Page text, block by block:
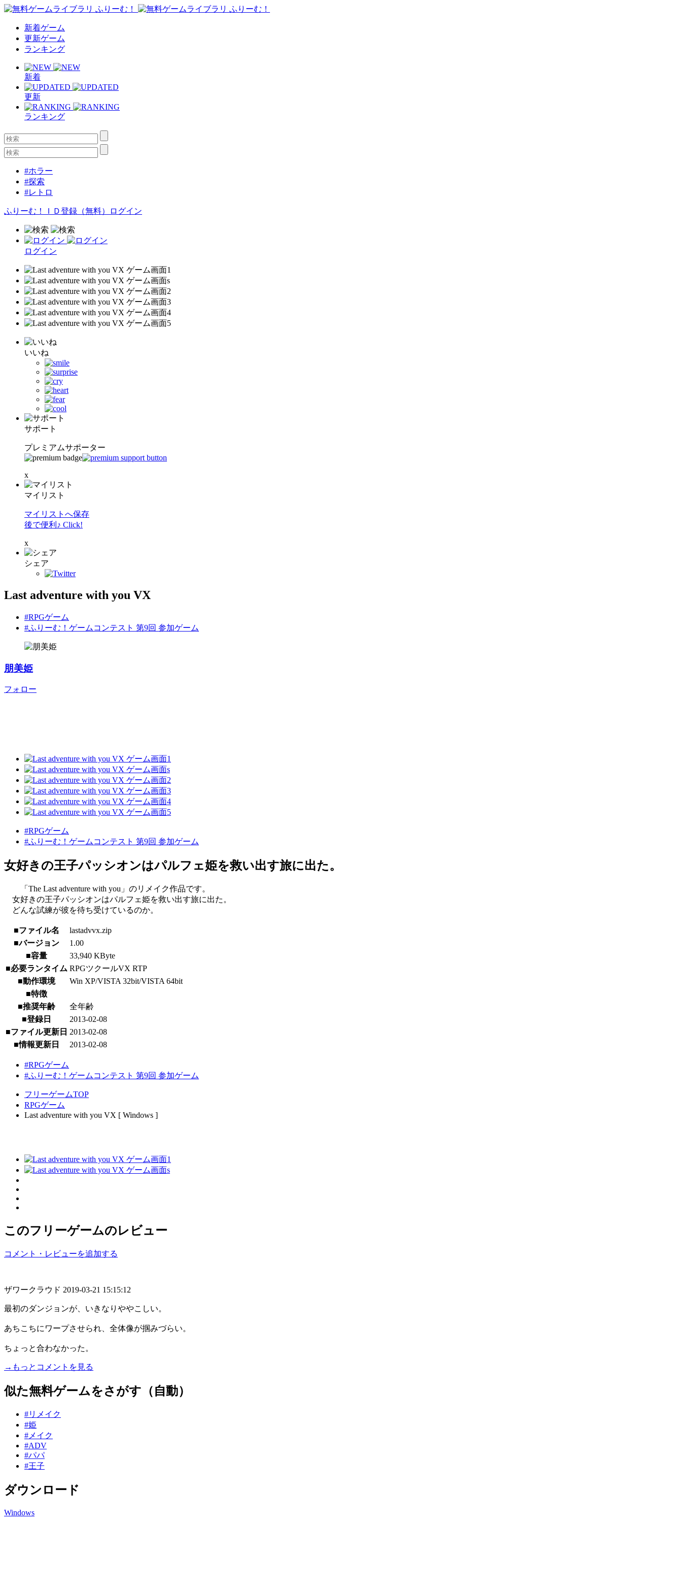
新着ゲーム
更新ゲーム
ランキング
新着
更新
ランキング
#ホラー
#探索
#レトロ
ふりーむ！ＩＤ登録（無料） ログイン
ログイン
いいね
サポート
プレミアムサポーター
x
マイリスト
マイリストへ保存
後で便利♪ Click!
x
シェア
Last adventure with you VX
#RPGゲーム
#ふりーむ！ゲームコンテスト 第9回 参加ゲーム
朋美姫
フォロー
#RPGゲーム
#ふりーむ！ゲームコンテスト 第9回 参加ゲーム
女好きの王子パッシオンはパルフェ姫を救い出す旅に出た。
「The Last adventure with you」のリメイク作品です。
女好きの王子パッシオンはパルフェ姫を救い出す旅に出た。
どんな試練が彼を待ち受けているのか。
■ファイル名
lastadvvx.zip
■バージョン
1.00
■容量
33,940 KByte
■必要ランタイム RPGツクールVX RTP
■動作環境
Win XP/VISTA 32bit/VISTA 64bit
■特徴
■推奨年齢
全年齢
■登録日
2013-02-08
■ファイル更新日 2013-02-08
■情報更新日
2013-02-08
#RPGゲーム
#ふりーむ！ゲームコンテスト 第9回 参加ゲーム
フリーゲームTOP
RPGゲーム
Last adventure with you VX [ Windows ]
このフリーゲームのレビュー
コメント・レビューを追加する
ザワークラウド 2019-03-21 15:15:12
最初のダンジョンが、いきなりややこしい。
あちこちにワープさせられ、全体像が掴みづらい。
ちょっと合わなかった。
→もっとコメントを見る
似た無料ゲームをさがす（自動）
#リメイク
#姫
#メイク
#ADV
#パパ
#王子
ダウンロード
Windows